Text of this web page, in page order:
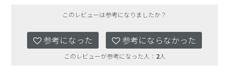
このレビューは参考になりましたか？
参考になった 参考にならなかった
このレビューが参考になった人： 2人